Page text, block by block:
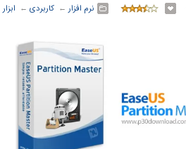
نرم افزار ← ‏ کاربردی ← ‏